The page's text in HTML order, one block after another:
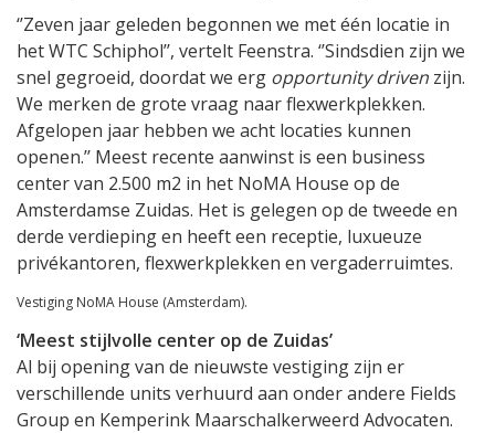
‘’Zeven jaar geleden begonnen we met één locatie in
het WTC Schiphol’’, vertelt Feenstra. ‘’Sindsdien zijn we
snel gegroeid, doordat we erg opportunity driven zijn.
We merken de grote vraag naar flexwerkplekken.
Afgelopen jaar hebben we acht locaties kunnen
openen.’’ Meest recente aanwinst is een business
center van 2.500 m2 in het NoMA House op de
Amsterdamse Zuidas. Het is gelegen op de tweede en
derde verdieping en heeft een receptie, luxueuze
privékantoren, flexwerkplekken en vergaderruimtes.
Vestiging NoMA House (Amsterdam).
‘Meest stijlvolle center op de Zuidas’
Al bij opening van de nieuwste vestiging zijn er
verschillende units verhuurd aan onder andere Fields
Group en Kemperink Maarschalkerweerd Advocaten.